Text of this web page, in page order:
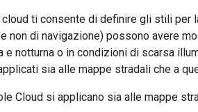
ti consente di definire gli stili per
non di navigazione) possono avere
e notturna o in condizioni di scarsa
sia alle mappe stradali che a
Cloud si applicano sia alle mappe